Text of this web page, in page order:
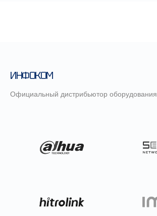
ИНФОКОМ
Официальный дистрибьютор оборудования